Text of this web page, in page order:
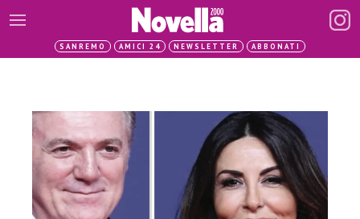
SANREMO AMICI 24 NEWSLETTER ABBONATI